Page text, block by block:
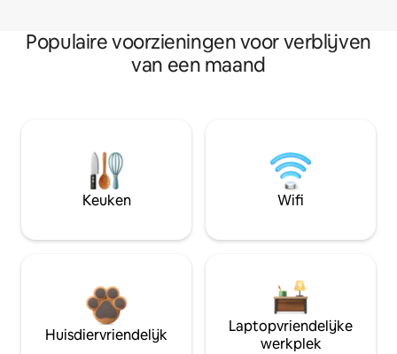
Populaire voorzieningen voor verblijven
van een maand
Keuken Wifi
Huisdiervriendelijk
Laptopvriendelijke
werkplek